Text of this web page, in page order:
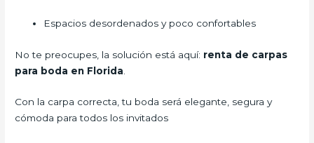
Espacios desordenados y poco confortables
No te preocupes, la solución está aquí: renta de carpas
para boda en Florida
Con la carpa correcta, tu boda será elegante, segura y
cómoda para todos los invitados